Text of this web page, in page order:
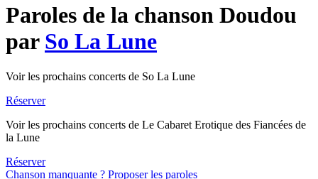
Paroles de la chanson Doudou
par So La Lune
Voir les prochains concerts de So La Lune
Réserver
Voir les prochains concerts de Le Cabaret Erotique des Fiancées de
la Lune
Réserver
Chanson manquante ? Proposer les paroles